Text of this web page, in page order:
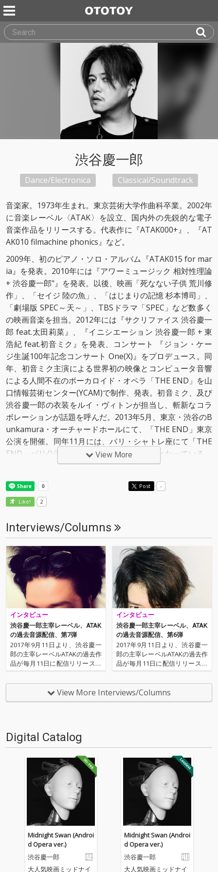
渋谷慶一郎
Dance/Electronica Classical/Soundtrack
音楽家。1973年生まれ。東京芸術大学作曲科卒業。2002年
に音楽レーベル〈ATAK〉を設立、国内外の先鋭的な電子
音楽作品をリリースする。代表作に『ATAK000+』、『AT
AK010 filmachine phonics』など。
2009年、初のピアノ・ソロ・アルバム『ATAK015 for mar
ia』を発表。2010年には『アワーミュージック 相対性理論
+ 渋谷慶一郎"』を発表。以後、映画「死なない子供 荒川修
作」、「セイジ 陸の魚」、「はじまりの記憶 杉本博司」、
「劇場版 SPEC～天～」、TBSドラマ「SPEC」など数多く
の映画音楽を担当。2012年には『サクリファイス 渋谷慶一
郎 feat.太田莉菜』、『イニシエーション 渋谷慶一郎 + 東
浩紀 feat.初音ミク』を発表、コンサート 『ジョン・ケー
ジ生誕100年記念コンサート One(X)』をプロデュース。同
年、初音ミク主演による世界初の映像とコンピュータ音響
による人間不在のボーカロイド・オペラ「THE END」を山
口情報芸術センター(YCAM)で制作、発表。初音ミク、及び
渋谷慶一郎の衣装をルイ・ヴィトンが担当し、斬新なコラ
ボレーションが話題を呼んだ。2013年5月、東京・渋谷のB
unkamura・オーチャードホールにて、「THE END」東京
公演を開催。同年11月には、パリ・シャトレ座にて「THE
END」パリ公演を大成功させ、大きな話題となっている。
また同時に『ATAK020 THE END』をソニーミュージッ
4月、パリのパレ・ド・トーキョーで開催された現代美術
家・杉本博司の個展に合わせて、杉本とのコラボレーショ
は、昨年THE ENDパリ公演を開催したシャトレ座にて、ピ
アノとコンピュータによるソロ・コンサートを開催。
2015年7月にはソニークラシカルより『ATAK022 Live in P
aris Keiichiro Shibuya』を発表。9月には完全アンプラグ
ドのピアノソロ・コンサート「Playing Piano with No Spe
akers」を2日連続で開催。イタリアを代表するブランドで
あるエルメネジルド・ゼニアの「メイド・イン・ジャパ
ン」プロジェクトのために書き下ろしの楽曲を提供、同ブ
ランド主催のイベントでもライヴ・パフォーマンスを行う
ほか、キャンペーンのモデルもつとめた。10月にはTAE AS
HIDAの2016年春夏コレクションのショー音楽を担当し、
ライヴ出演した。11月にはパリ・テアトルサブロンにおい
ンによる公演「Le Labyrinthe Intangible」に出演。12
月、日本でのピアノソロによるコンサートツアーを敢行。
行った。
2016年1月にはパリ・コレクションでPIGALLEのショー音
楽を手掛け、ライヴ・パフォーマンスを行った。2月に
は、JR東海のテレビCM「そうだ京都、行こう。」に楽曲を
提供。また、MEDIA AMBITON TOKYOのオープニングラ
イヴ「Digitally Show」をプロデュースし、自身も出演す
るほか、昨年末に青山スパイラルホールで開催したピア
ノ・ソロ・コンサートのライヴアルバムが高音質配信で発
売される。
View More
Post -
Like! 2
Interviews/Columns
インタビュー
渋谷慶一郎主宰レーベル、ATAK
の過去音源配信、第7弾
2017年9月11日より、渋谷慶一
郎の主宰レーベルATAKの過去作
品が毎月11日に配信リリースさ
れる。OTOTOYでは各作品に関
して、毎回、ライター、八木皓
平による渋谷慶一郎本人へのイ
ンタヴューを行い解説とともに
インタビュー
渋谷慶一郎主宰レーベル、ATAK
の過去音源配信、第6弾
2017年9月11日より、渋谷慶一
郎の主宰レーベルATAKの過去作
品が毎月11日に配信リリースさ
れる。OTOTOYでは各作品に関
して、毎回、ライター、八木皓
平による渋谷慶一郎本人へのイ
ンタヴューを行い解説とともに
View More Interviews/Columns
Digital Catalog
Midnight Swan (Androi
d Opera ver.)
渋谷慶一郎
大人気映画ミッドナイ
Midnight Swan (Androi
d Opera ver.)
渋谷慶一郎
大人気映画ミッドナイ